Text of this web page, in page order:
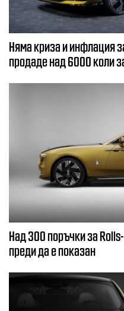
Няма криза и инфлация
продаде над 6000 коли
Над 300 поръчки за
преди да е показан